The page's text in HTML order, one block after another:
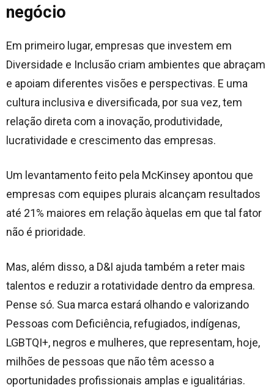
negócio
Em primeiro lugar, empresas que investem em
Diversidade e Inclusão criam ambientes que abraçam
e apoiam diferentes visões e perspectivas. E uma
cultura inclusiva e diversificada, por sua vez, tem
relação direta com a inovação, produtividade,
lucratividade e crescimento das empresas.
Um levantamento feito pela McKinsey apontou que
empresas com equipes plurais alcançam resultados
até 21% maiores em relação àquelas em que tal fator
não é prioridade.
Mas, além disso, a D&I ajuda também a reter mais
talentos e reduzir a rotatividade dentro da empresa.
Pense só. Sua marca estará olhando e valorizando
Pessoas com Deficiência, refugiados, indígenas,
LGBTQI+, negros e mulheres, que representam, hoje,
milhões de pessoas que não têm acesso a
oportunidades profissionais amplas e igualitárias.